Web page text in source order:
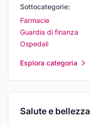
Sottocategorie:
Farmacie
Guardia di finanza
Ospedali
Esplora categoria
Salute e bellezza